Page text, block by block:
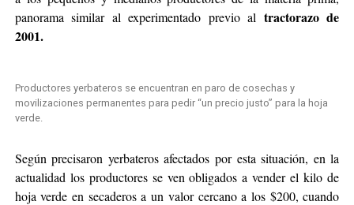
panorama similar al experimentado previo al tractorazo de
2001.
Productores yerbateros se encuentran en paro de cosechas y
movilizaciones permanentes para pedir “un precio justo” para la hoja
verde.
Según precisaron yerbateros afectados por esta situación, en la
actualidad los productores se ven obligados a vender el kilo de
hoja verde en secaderos a un valor cercano a los $200, cuando